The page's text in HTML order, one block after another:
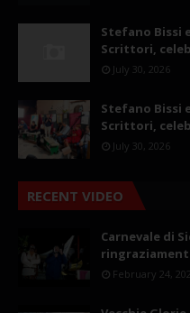
Stefano Bissi
Scrittori,
July 30, 2026
Stefano Bissi
Scrittori,
July 30, 2026
RECENT VIDEO
Carnevale di
February 24,